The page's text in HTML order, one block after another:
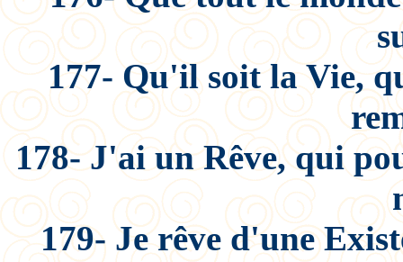
177- Qu'il soit la Vie,
178- J'ai un Rêve, qui
179- Je rêve d'une